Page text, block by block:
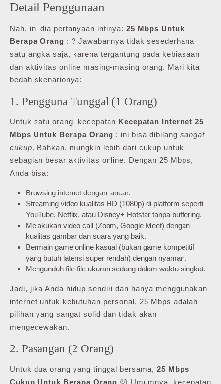
Detail Penggunaan
Nah, ini dia pertanyaan intinya: 25 Mbps Untuk
Berapa Orang : ? Jawabannya tidak sesederhana
satu angka saja, karena tergantung pada kebiasaan
dan aktivitas online masing-masing orang. Mari kita
bedah skenarionya:
1. Pengguna Tunggal (1 Orang)
Untuk satu orang, kecepatan Kecepatan Internet 25
Mbps Untuk Berapa Orang : ini bisa dibilang sangat
cukup. Bahkan, mungkin lebih dari cukup untuk
sebagian besar aktivitas online. Dengan 25 Mbps,
Anda bisa:
Browsing internet dengan lancar.
Streaming video kualitas HD (1080p) di platform seperti
YouTube, Netflix, atau Disney+ Hotstar tanpa buffering.
Melakukan video call (Zoom, Google Meet) dengan
kualitas gambar dan suara yang baik.
Bermain game online kasual (bukan game kompetitif
yang butuh latensi super rendah) dengan nyaman.
Mengunduh file-file ukuran sedang dalam waktu singkat.
Jadi, jika Anda hidup sendiri dan hanya menggunakan
internet untuk kebutuhan personal, 25 Mbps adalah
pilihan yang sangat solid dan tidak akan
mengecewakan.
2. Pasangan (2 Orang)
Untuk dua orang yang tinggal bersama, 25 Mbps
Cukup Untuk Berapa Orang 😕 Umumnya, kecepatan